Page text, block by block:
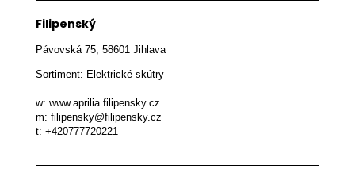
Filipenský
Pávovská 75, 58601 Jihlava
Sortiment: Elektrické skútry
w: www.aprilia.filipensky.cz
m: filipensky@filipensky.cz
t: +420777720221